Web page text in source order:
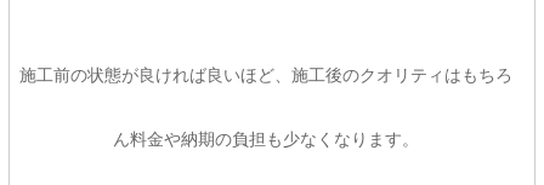
施工前の状態が良ければ良いほど、施工後のクオリティはもちろ
ん料金や納期の負担も少なくなります。